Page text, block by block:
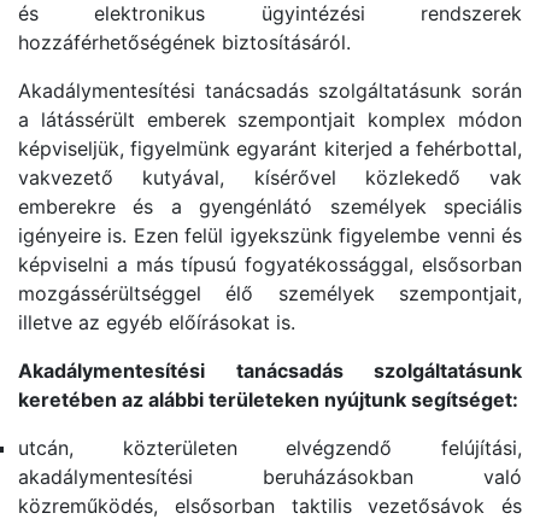
és elektronikus ügyintézési rendszerek
hozzáférhetőségének biztosításáról.
Akadálymentesítési tanácsadás szolgáltatásunk során
a látássérült emberek szempontjait komplex módon
képviseljük, figyelmünk egyaránt kiterjed a fehérbottal,
vakvezető kutyával, kísérővel közlekedő vak
emberekre és a gyengénlátó személyek speciális
igényeire is. Ezen felül igyekszünk figyelembe venni és
képviselni a más típusú fogyatékossággal, elsősorban
mozgássérültséggel élő személyek szempontjait,
illetve az egyéb előírásokat is.
Akadálymentesítési tanácsadás szolgáltatásunk
keretében az alábbi területeken nyújtunk segítséget:
utcán, közterületen elvégzendő felújítási,
akadálymentesítési beruházásokban való
közreműködés, elsősorban taktilis vezetősávok és